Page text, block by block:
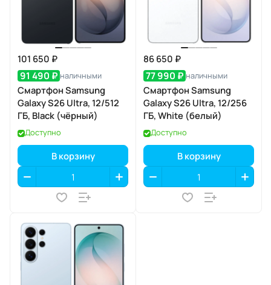
101 650 ₽
91 490 ₽ наличными
Смартфон Samsung
Galaxy S26 Ultra, 12/512
ГБ, Black (чёрный)
Доступно
В корзину
86 650 ₽
77 990 ₽ наличными
Смартфон Samsung
Galaxy S26 Ultra, 12/256
ГБ, White (белый)
Доступно
В корзину